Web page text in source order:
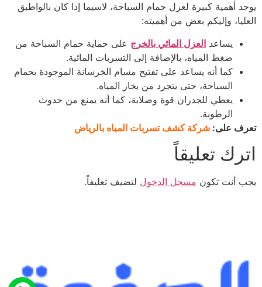
يوجد أهمية كبيرة لعزل حمام السباحة، لاسيما إذا كان بالواطبق
العليا، وإليكم بعض من أهميته:
يساعد العزل المائي بالخرج على حماية حمام السباحة من
ضغط المياه، بالإضافة إلى التسربات المائية.
كما أنه يساعد على تفتيح مسام الخرسانة الموجودة بحمام
السباحة، حتى يتجرد من بخار المياه.
يعطي للجدران قوة وصلابة، كما أنه يمنع من حدوث
الرطوبة.
تعرف على: شركة كشف تسربات المياه بالرياض
اترك تعليقاً
يجب أنت تكون مسجل الدخول لتضيف تعليقاً.